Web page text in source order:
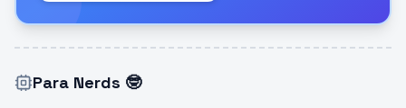
Para Nerds 🤓